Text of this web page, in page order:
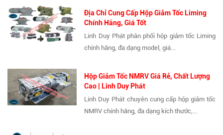
Địa Chỉ Cung Cấp Hộp Giảm Tốc Liming
Chính Hãng, Giá Tốt
Linh Duy Phát phân phối hộp giảm tốc Liming
chính hãng, đa dạng model, giá...
Hộp Giảm Tốc NMRV Giá Rẻ, Chất Lượng
Cao | Linh Duy Phát
Linh Duy Phát chuyên cung cấp hộp giảm tốc
NMRV chính hãng, đa dạng kích thước,...